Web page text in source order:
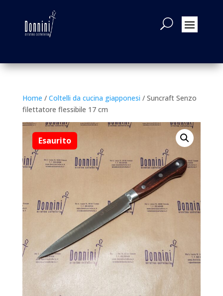
Home / Coltelli da cucina giapponesi / Suncraft Senzo
filettatore flessibile 17 cm